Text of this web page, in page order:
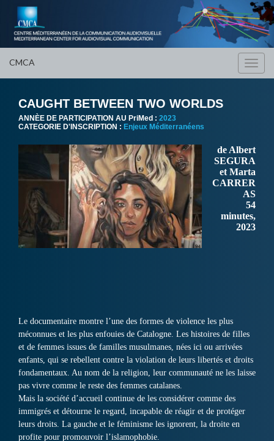
CMCA
CAUGHT BETWEEN TWO WORLDS
ANNÈE DE PARTICIPATION AU PriMed : 2023
CATEGORIE D'INSCRIPTION : Enjeux Méditerranéens
de Albert
SEGURA
et Marta
CARRER
AS
54
minutes,
2023
Le documentaire montre l’une des formes de violence les plus
méconnues et les plus enfouies de Catalogne. Les histoires de filles
et de femmes issues de familles musulmanes, nées ici ou arrivées
enfants, qui se rebellent contre la violation de leurs libertés et droits
fondamentaux. Au nom de la religion, leur communauté ne les laisse
pas vivre comme le reste des femmes catalanes.
Mais la société d’accueil continue de les considérer comme des
immigrés et détourne le regard, incapable de réagir et de protéger
leurs droits. La gauche et le féminisme les ignorent, la droite en
profite pour promouvoir l’islamophobie.